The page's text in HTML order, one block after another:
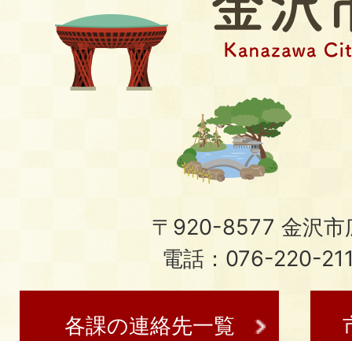
〒920-8577 金沢市
電話：076-220-
各課の連絡先一覧